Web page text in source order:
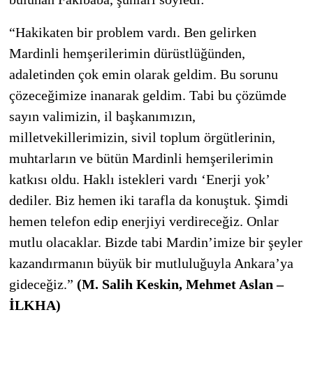
“Hakikaten bir problem vardı. Ben gelirken
Mardinli hemşerilerimin dürüstlüğünden,
adaletinden çok emin olarak geldim. Bu sorunu
çözeceğimize inanarak geldim. Tabi bu çözümde
sayın valimizin, il başkanımızın,
milletvekillerimizin, sivil toplum örgütlerinin,
muhtarların ve bütün Mardinli hemşerilerimin
katkısı oldu. Haklı istekleri vardı ‘Enerji yok’
dediler. Biz hemen iki tarafla da konuştuk. Şimdi
hemen telefon edip enerjiyi verdireceğiz. Onlar
mutlu olacaklar. Bizde tabi Mardin’imize bir şeyler
kazandırmanın büyük bir mutluluğuyla Ankara’ya
gideceğiz.” (M. Salih Keskin, Mehmet Aslan –
İLKHA)